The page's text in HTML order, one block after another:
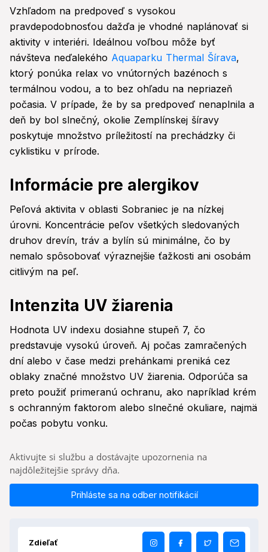
Vzhľadom na predpoveď s vysokou
pravdepodobnosťou dažďa je vhodné naplánovať si
aktivity v interiéri. Ideálnou voľbou môže byť
návšteva neďalekého Aquaparku Thermal Šírava,
ktorý ponúka relax vo vnútorných bazénoch s
termálnou vodou, a to bez ohľadu na nepriazeň
počasia. V prípade, že by sa predpoveď nenaplnila a
deň by bol slnečný, okolie Zemplínskej šíravy
poskytuje množstvo príležitostí na prechádzky či
cyklistiku v prírode.
Informácie pre alergikov
Peľová aktivita v oblasti Sobraniec je na nízkej
úrovni. Koncentrácie peľov všetkých sledovaných
druhov drevín, tráv a bylín sú minimálne, čo by
nemalo spôsobovať výraznejšie ťažkosti ani osobám
citlivým na peľ.
Intenzita UV žiarenia
Hodnota UV indexu dosiahne stupeň 7, čo
predstavuje vysokú úroveň. Aj počas zamračených
dní alebo v čase medzi prehánkami preniká cez
oblaky značné množstvo UV žiarenia. Odporúča sa
preto použiť primeranú ochranu, ako napríklad krém
s ochranným faktorom alebo slnečné okuliare, najmä
počas pobytu vonku.
Aktivujte si službu a dostávajte upozornenia na
najdôležitejšie správy dňa.
Prihláste sa na odber notifikácií
Zdieľať